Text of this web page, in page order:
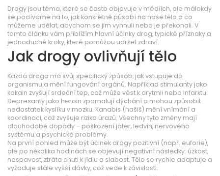
Drogy jsou téma, které se často objevuje v médiích, ale málokdy
se podíváme na to, jak konkrétně působí na naše tělo a co
můžeme udělat, abychom se jim vyhnuli nebo je překonali. V
tomto článku vám přiblížím hlavní účinky drog, typické příznaky a
jednoduché kroky, které pomůžou udržet zdraví.
Jak drogy ovlivňují tělo
Každá droga má svůj specifický způsob, jak vstupuje do
organismu a mění fungování orgánů. Například stimulanty jako
kokain zvyšují srdeční tep, což může vést k arytmii nebo infarktu.
Depresanty jako heroin zpomalují dýchání a mohou způsobit
nedostatek kyslíku v mozku. Kanabis (hašiš) mění vnímání a
koordinaci, což zvyšuje riziko úrazů. Všechny tyto změny mají
dlouhodobé dopady – poškození jater, ledvin, nervového
systému a psychické problémy.
Na první pohled může být účinek drogy pozitivní (např. euforie),
ale po několika hodinách se objevují negativní následky: úzkost,
nespavost, ztráta chuti k jídlu a slabost. Tělo se rychle adaptuje a
vyžaduje stále vyšší dávky, což vede k závislosti.